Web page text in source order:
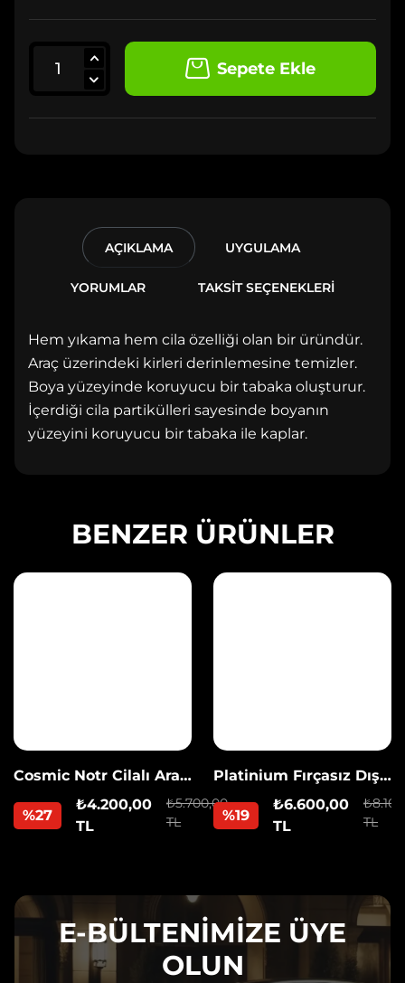
Sepete Ekle
AÇIKLAMA UYGULAMA
YORUMLAR TAKSİT SEÇENEKLERİ
Hem yıkama hem cila özelliği olan bir üründür.
Araç üzerindeki kirleri derinlemesine temizler.
Boya yüzeyinde koruyucu bir tabaka oluşturur.
İçerdiği cila partikülleri sayesinde boyanın
yüzeyini koruyucu bir tabaka ile kaplar.
BENZER ÜRÜNLER
Cosmic Notr Cilalı Araç
%27
₺4.200,00
TL
₺5.700,00
TL
Platinium Fırçasız Dış
Yıkama
%19
₺6.600,00
TL
TL
E-BÜLTENİMİZE ÜYE
OLUN